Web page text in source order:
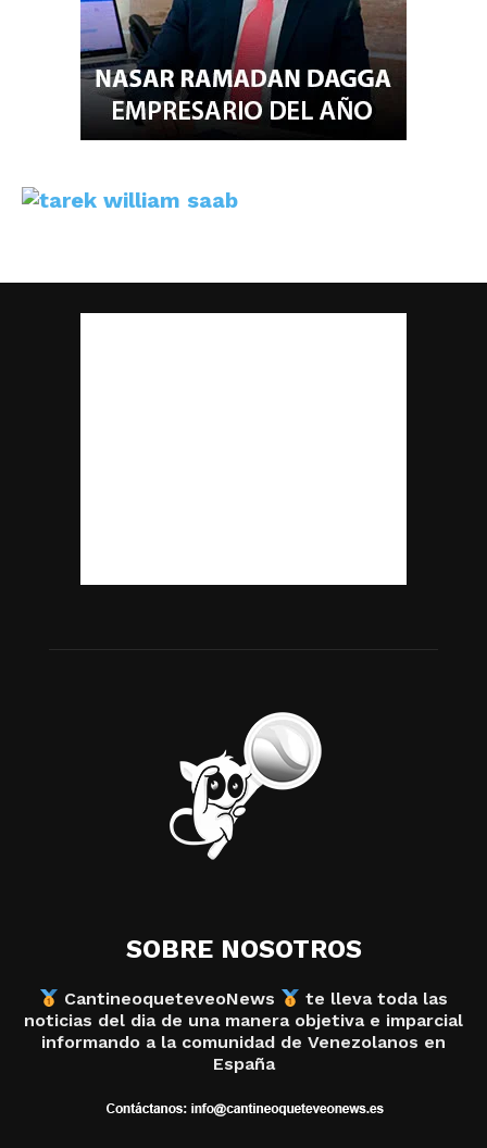
SOBRE NOSOTROS
CantineoqueteveoNews
te lleva toda las
noticias del dia de una manera objetiva e imparcial
informando a la comunidad de Venezolanos en
España